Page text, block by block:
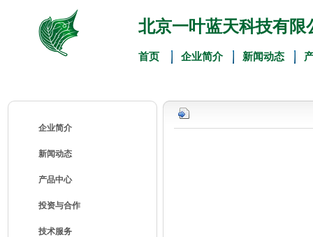
北京一叶蓝天科技有限
首页 企业简介 新闻动态
企业简介
新闻动态
产品中心
投资与合作
技术服务